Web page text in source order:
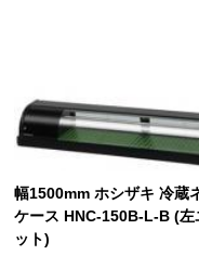
幅1500mm ホシザキ 冷蔵
ケース HNC-150B-L-B (左
ット)